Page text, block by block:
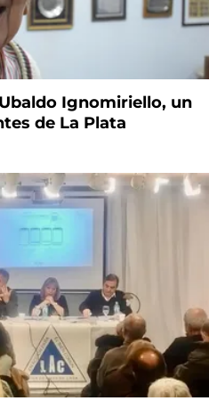
Ignomiriello, un
de La Plata